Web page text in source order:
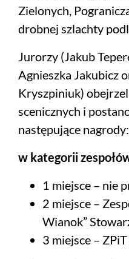
Zielonych,
drobnej szlachty
Jurorzy (Jakub
Agnieszka Jakubicz
Kryszpiniuk)
scenicznych i
następujące nagrody:
w kategorii
1 miejsce – nie
2 miejsce –
Wianok”
3 miejsce –